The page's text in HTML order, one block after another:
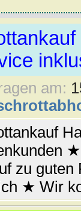
am:
zu
★ Wir